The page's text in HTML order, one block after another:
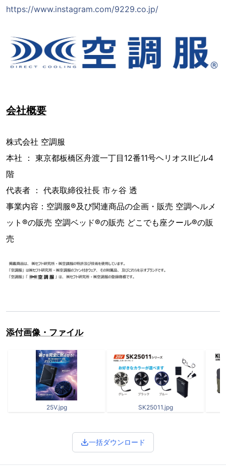
https://www.instagram.com/9229.co.jp/
会社概要
株式会社 空調服
本社 ： 東京都板橋区舟渡一丁目12番11号ヘリオスⅡビル4
階
代表者 ： 代表取締役社長 市ヶ谷 透
事業内容：空調服®及び関連商品の企画・販売 空調ヘルメ
ット®の販売 空調ベッド®の販売 どこでも座クール®の販
売
添付画像・ファイル
25V.jpg SK25011.jpg
一括ダウンロード